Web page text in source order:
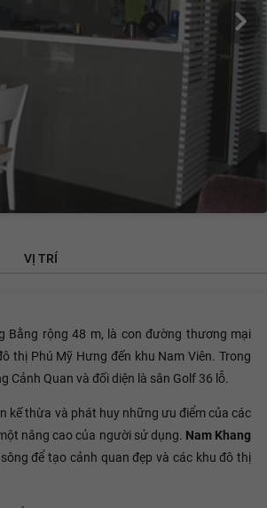
VỊ TRÍ
Bằng rộng 48 m, là con đường thương mại
thị Phú Mỹ Hưng đến khu Nam Viên. Trong
Cảnh Quan và đối diện là sân Golf 36 lỗ.
kế thừa và phát huy những ưu điểm của các
nâng cao của người sử dụng. Nam Khang
để tạo cảnh quan đẹp và các khu đô thị